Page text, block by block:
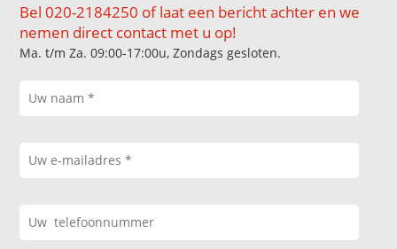
Bel 020-2184250 of laat een bericht achter en we
nemen direct contact met u op!
Ma. t/m Za. 09:00-17:00u, Zondags gesloten.